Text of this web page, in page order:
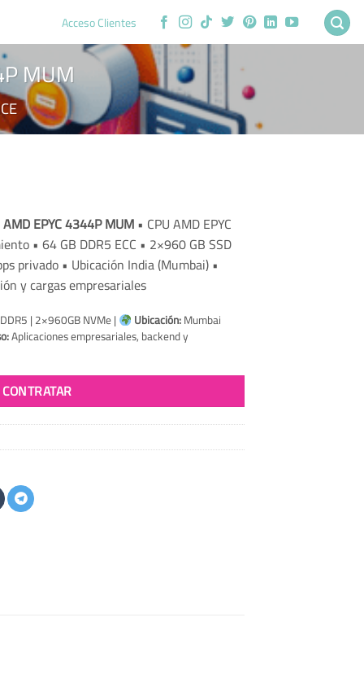
Acceso Clientes
MUM
EPYC 4344P MUM• CPU AMD EPYC
• 64 GB DDR5 ECC • 2×960 GB SSD
privado • Ubicación India (Mumbai) •
y cargas empresariales
| 2×960GB NVMe | Ubicación:Mumbai
Aplicaciones empresariales, backend y
CONTRATAR